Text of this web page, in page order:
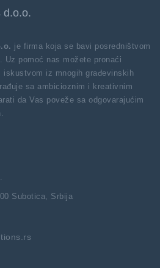
d.o.o.
je firma koja se bavi posredništvom
Uz pomoć nas možete pronaći
iz mnogih građevinskih
sa ambicioznim i kreativnim
da Vas poveže sa odgovarajućim
Subotica, Srbija